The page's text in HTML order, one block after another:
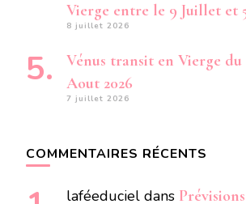
Vierge entre le 9 Juillet et
8 juillet 2026
Vénus transit en Vierge du
Aout 2026
7 juillet 2026
COMMENTAIRES RÉCENTS
laféeduciel dans